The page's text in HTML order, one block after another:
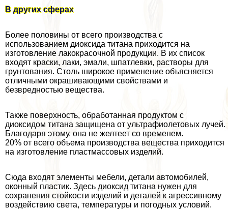
В других сферах
Более половины от всего производства с
использованием диоксида титана приходится на
изготовление лакокрасочной продукции. В их список
входят краски, лаки, эмали, шпатлевки, растворы для
грунтования. Столь широкое применение объясняется
отличными окрашивающими свойствами и
безвредностью вещества.
Также поверхность, обработанная продуктом с
диоксидом титана защищена от ультрафиолетовых лучей.
Благодаря этому, она не желтеет со временем.
20% от всего объема производства вещества приходится
на изготовление пластмассовых изделий.
Сюда входят элементы мебели, детали автомобилей,
оконный пластик. Здесь диоксид титана нужен для
сохранения стойкости изделий и деталей к агрессивному
воздействию света, температуры и погодных условий.